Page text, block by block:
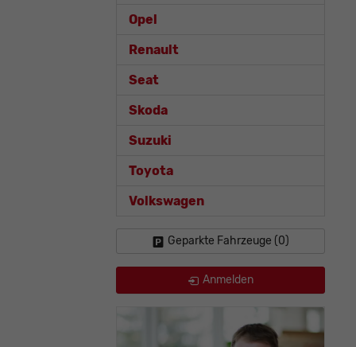
Opel
Renault
Seat
Skoda
Suzuki
Toyota
Volkswagen
Geparkte Fahrzeuge (0)
Anmelden